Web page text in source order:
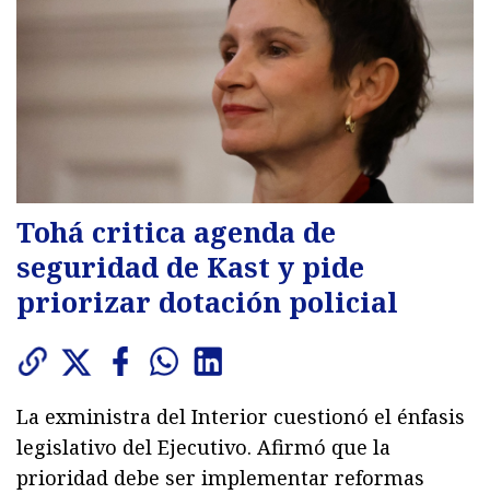
Tohá critica agenda de
seguridad de Kast y pide
priorizar dotación policial
La exministra del Interior cuestionó el énfasis
legislativo del Ejecutivo. Afirmó que la
prioridad debe ser implementar reformas